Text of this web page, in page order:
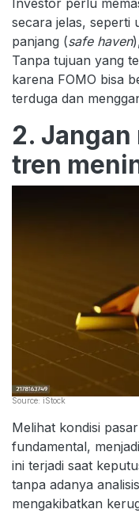
Investor perlu
secara jelas, seperti
panjang (safe haven
Tanpa tujuan yang
karena FOMO bisa
terduga dan
2.
tren
Source: iStock
Melihat kondisi
fundamental,
ini terjadi saat
tanpa adanya
mengakibatkan